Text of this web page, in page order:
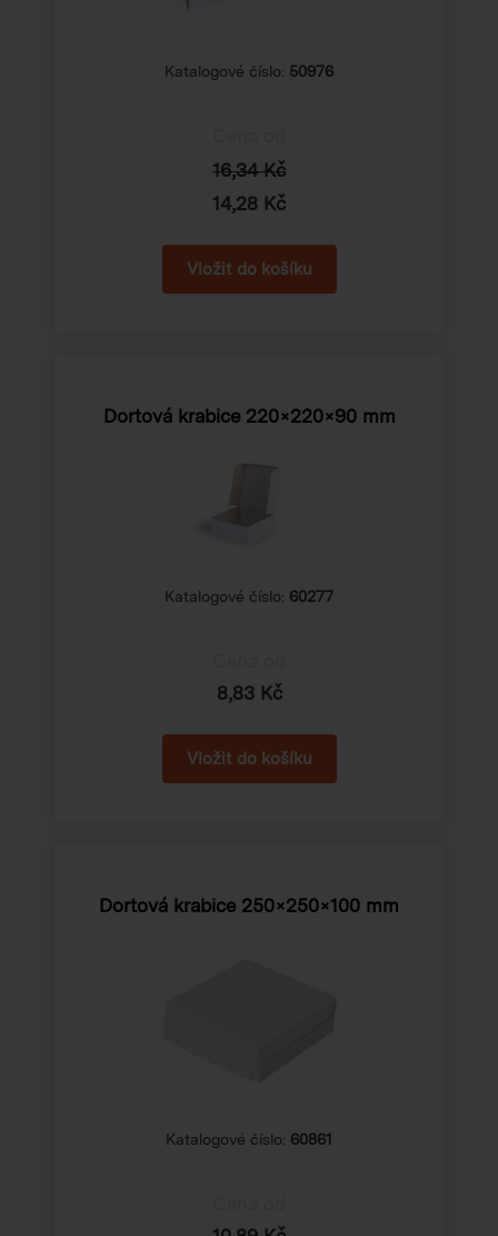
Katalogové číslo: 50976
16,34 Kč
14,28 Kč
Dortová krabice 220×220×90 mm
Katalogové číslo: 60277
8,83 Kč
Dortová krabice 250×250×100 mm
Katalogové číslo: 60861